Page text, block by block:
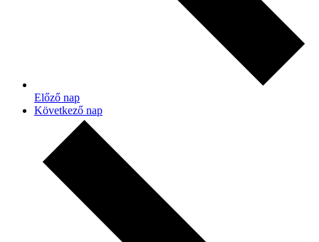
Előző nap
Következő nap